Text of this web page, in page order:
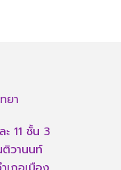
ยา
11 ชั้น 3
วานนท์